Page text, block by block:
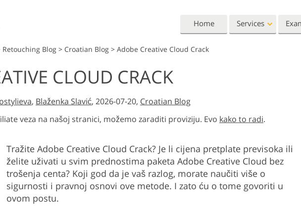
Home Services
Portrait Retouching
Wedding Photo Editing Clipping Path
Lightroom Presets
Entire LR Preset
Collections
Best Deal Presets
Photoshop Textures
Collections
Entire Ps Overlays
Bundles
Retouching Blog > Croatian Blog > Adobe Creative Cloud Crack
CLOUD CRACK
, Blaženka Slavić, 2026-07-20, Croatian Blog
veza na našoj stranici, možemo zaraditi proviziju. Evo kako to radi.
Tražite Adobe Creative Cloud Crack? Je li cijena pretplate previsoka ili
želite uživati u svim prednostima paketa Adobe Creative Cloud bez
trošenja centa? Koji god da je vaš razlog, morate naučiti više o
sigurnosti i pravnoj osnovi ove metode. I zato ću o tome govoriti u
ovom postu.